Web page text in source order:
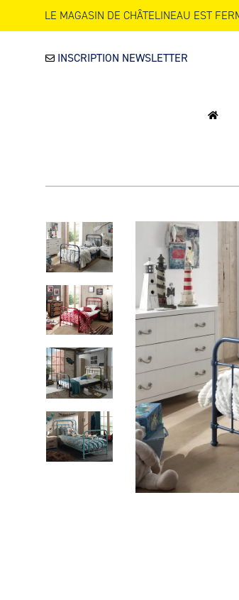
LE MAGASIN DE CHÂTELINEAU EST
INSCRIPTION NEWSLETTER